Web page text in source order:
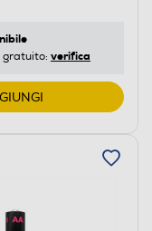
gratuito: verifica